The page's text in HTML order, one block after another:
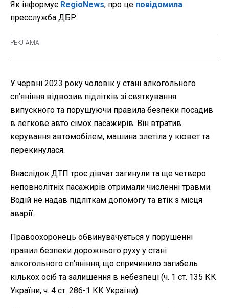
Як інформує RegioNews, про це повідомила
пресслужба ДБР.
У червні 2023 року чоловік у стані алкогольного
сп’яніння відвозив підлітків зі святкування
випускного та порушуючи правила безпеки посадив
в легкове авто сімох пасажирів. Він втратив
керування автомобілем, машина злетіла у кювет та
перекинулася.
Внаслідок ДТП троє дівчат загинули та ще четверо
неповнолітніх пасажирів отримали численні травми.
Водій не надав підліткам допомогу та втік з місця
аварії.
Правоохоронець обвинувачується у порушенні
правил безпеки дорожнього руху у стані
алкогольного сп'яніння, що спричинило загибель
кількох осіб та залишення в небезпеці (ч. 1 ст. 135 КК
України, ч. 4 ст. 286-1 КК України).